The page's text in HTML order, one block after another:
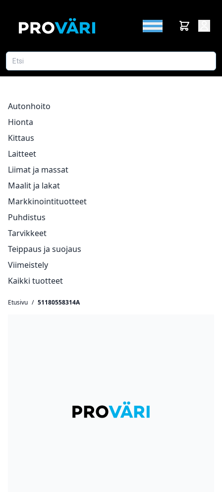
Autonhoito
Hionta
Kittaus
Laitteet
Liimat ja massat
Maalit ja lakat
Markkinointituotteet
Puhdistus
Tarvikkeet
Teippaus ja suojaus
Viimeistely
Kaikki tuotteet
Etusivu / 51180558314A